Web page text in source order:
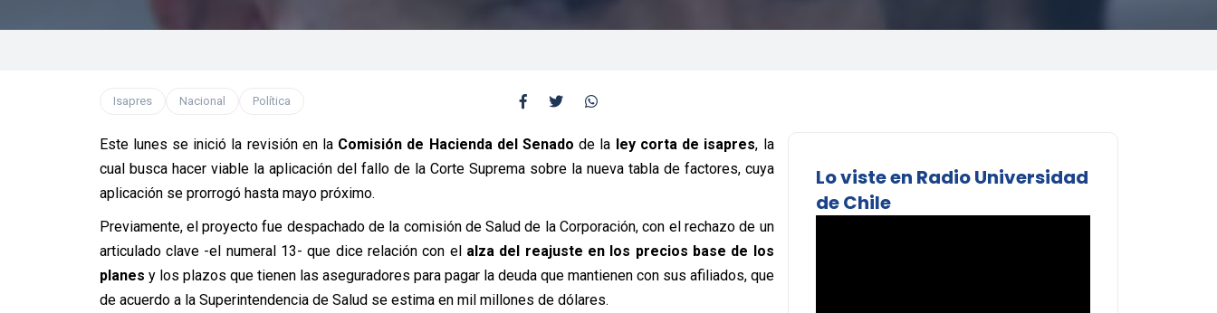
Isapres Nacional Política
Este lunes se inició la revisión en la Comisión de Hacienda del Senado de la ley corta de isapres, la
cual busca hacer viable la aplicación del fallo de la Corte Suprema sobre la nueva tabla de factores, cuya
aplicación se prorrogó hasta mayo próximo.
Previamente, el proyecto fue despachado de la comisión de Salud de la Corporación, con el rechazo de un
articulado clave -el numeral 13- que dice relación con el alza del reajuste en los precios base de los
planes y los plazos que tienen las aseguradores para pagar la deuda que mantienen con sus afiliados, que
de acuerdo a la Superintendencia de Salud se estima en mil millones de dólares.
Lo viste en Radio Universidad
de Chile